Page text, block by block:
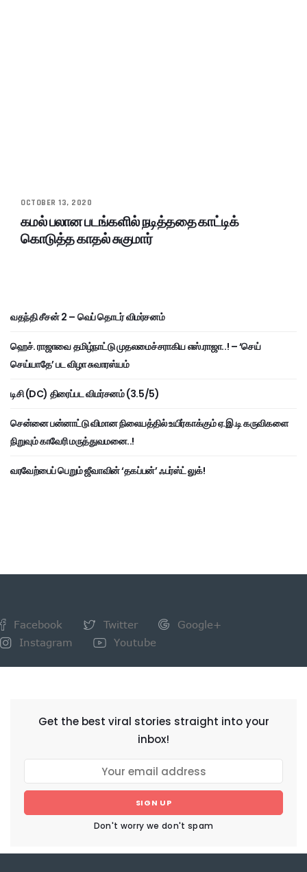
OCTOBER 13, 2020
கமல் பலான படங்களில் நடித்ததை காட்டிக்
கொடுத்த காதல் சுகுமார்
வதந்தி சீசன் 2 – வெப் தொடர் விமர்சனம்
ஹெச். ராஜாவை தமிழ்நாட்டு முதலமைச்சராகிய எஸ்.ராஜா..! – ‘செய்
செய்யாதே’ பட விழா சுவாரஸ்யம்
டிசி (DC) திரைப்பட விமர்சனம் (3.5/5)
சென்னை பன்னாட்டு விமான நிலையத்தில் உயிர்காக்கும் ஏ.இ.டி கருவிகளை
நிறுவும் காவேரி மருத்துவமனை..!
வரவேற்பைப் பெறும் ஜீவாவின் ‘தகப்பன்’ ஃபர்ஸ்ட் லுக்!
Facebook Twitter
Google+
Instagram
Youtube
Get the best viral stories straight into your
inbox!
SIGN UP
Don't worry we don't spam